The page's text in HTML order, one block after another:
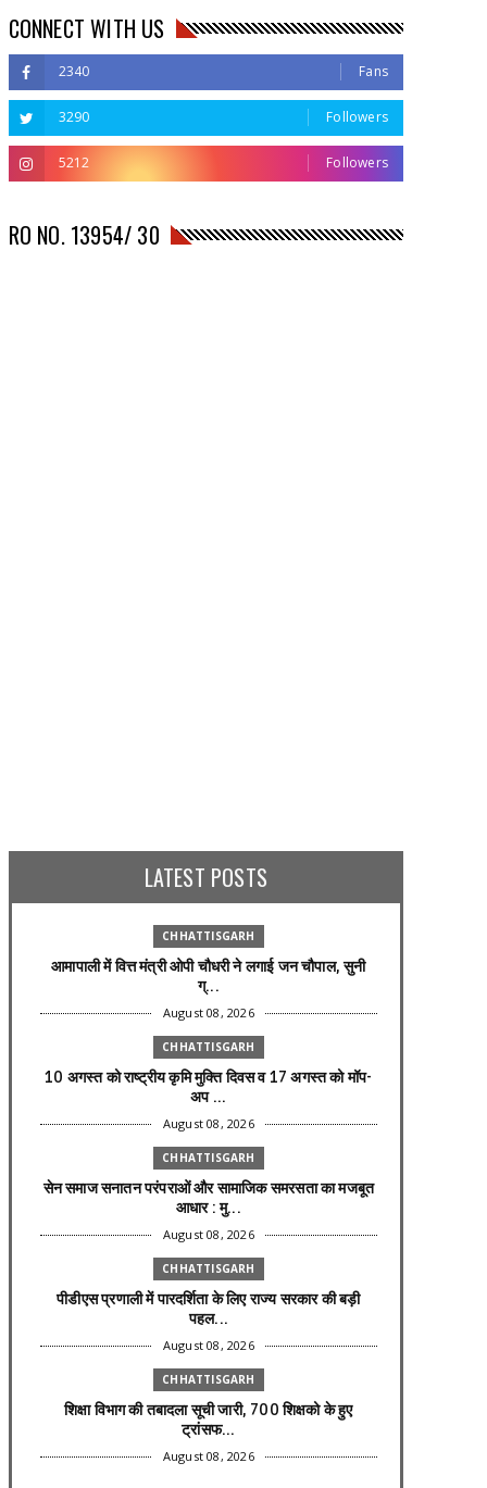
शाहरुख खान
CONNECT WITH US
2340 Fans
3290 Followers
5212 Followers
RO NO. 13954/ 30
LATEST POSTS
CHHATTISGARH
आमापाली में वित्त मंत्री ओपी चौधरी ने लगाई जन चौपाल, सुनी
ग्...
August 08, 2026
CHHATTISGARH
10 अगस्त को राष्ट्रीय कृमि मुक्ति दिवस व 17 अगस्त को मॉप-
अप ...
August 08, 2026
CHHATTISGARH
सेन समाज सनातन परंपराओं और सामाजिक समरसता का मजबूत
आधार : मु...
August 08, 2026
CHHATTISGARH
पीडीएस प्रणाली में पारदर्शिता के लिए राज्य सरकार की बड़ी
पहल...
August 08, 2026
CHHATTISGARH
शिक्षा विभाग की तबादला सूची जारी, 700 शिक्षको के हुए
ट्रांसफ...
August 08, 2026